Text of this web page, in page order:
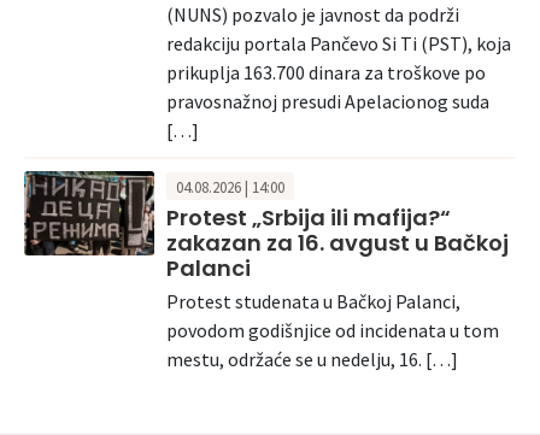
(NUNS) pozvalo je javnost da podrži
redakciju portala Pančevo Si Ti (PST), koja
prikuplja 163.700 dinara za troškove po
pravosnažnoj presudi Apelacionog suda
[…]
04.08.2026 | 14:00
Protest „Srbija ili mafija?“
zakazan za 16. avgust u Bačkoj
Palanci
Protest studenata u Bačkoj Palanci,
povodom godišnjice od incidenata u tom
mestu, održaće se u nedelju, 16. […]